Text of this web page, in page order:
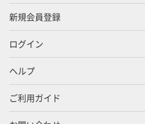
新規会員登録
ログイン
ヘルプ
ご利用ガイド